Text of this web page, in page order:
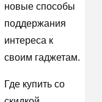
новые способы
поддержания
интереса к
своим гаджетам.
Где купить со